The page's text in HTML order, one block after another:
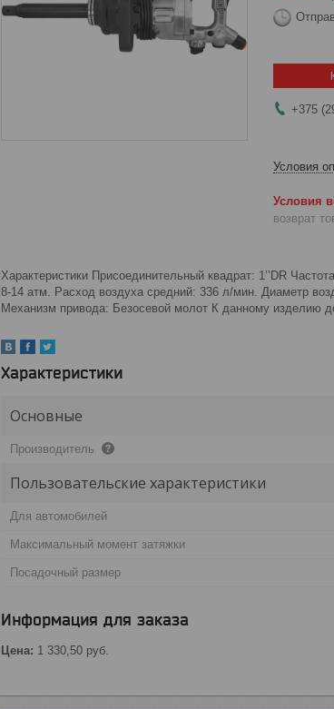
+375
Условия
возврат
Характеристики Присоединительный квадрат: 1’’DR
8-14 атм. Расход воздуха средний: 336 л/мин. Диаметр
Механизм привода: Безосевой молот К данному изделию
Характеристики
Основные
Производитель
Пользовательские характеристики
Для автомобилей
Максимальный момент затяжки
Посадочный размер
Информация для заказа
Цена: 1 330,50 руб.